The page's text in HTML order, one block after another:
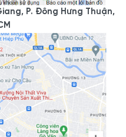
P. Đông Hưng Thuận,